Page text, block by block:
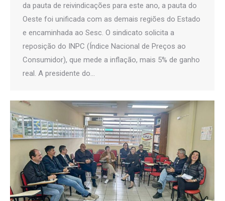
da pauta de reivindicações para este ano, a pauta do
Oeste foi unificada com as demais regiões do Estado
e encaminhada ao Sesc. O sindicato solicita a
reposição do INPC (Índice Nacional de Preços ao
Consumidor), que mede a inflação, mais 5% de ganho
real. A presidente do…